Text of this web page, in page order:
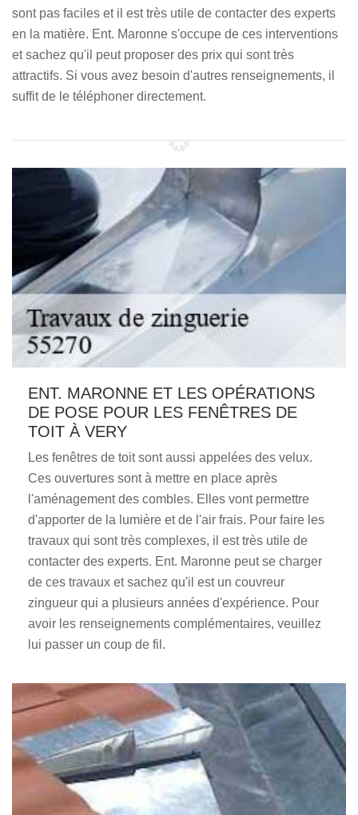
sont pas faciles et il est très utile de contacter des experts
en la matière. Ent. Maronne s'occupe de ces interventions
et sachez qu'il peut proposer des prix qui sont très
attractifs. Si vous avez besoin d'autres renseignements, il
suffit de le téléphoner directement.
ENT. MARONNE ET LES OPÉRATIONS
DE POSE POUR LES FENÊTRES DE
TOIT À VERY
Les fenêtres de toit sont aussi appelées des velux.
Ces ouvertures sont à mettre en place après
l'aménagement des combles. Elles vont permettre
d'apporter de la lumière et de l'air frais. Pour faire les
travaux qui sont très complexes, il est très utile de
contacter des experts. Ent. Maronne peut se charger
de ces travaux et sachez qu'il est un couvreur
zingueur qui a plusieurs années d'expérience. Pour
avoir les renseignements complémentaires, veuillez
lui passer un coup de fil.